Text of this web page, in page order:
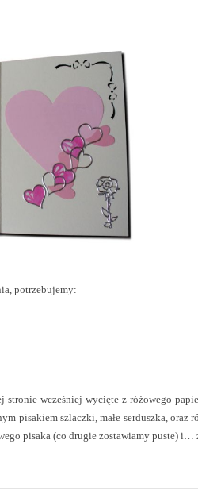
potrzebujemy:
wcześniej wycięte z różowego
pisakiem szlaczki, małe serduszka, oraz
pisaka (co drugie zostawiamy puste) i…